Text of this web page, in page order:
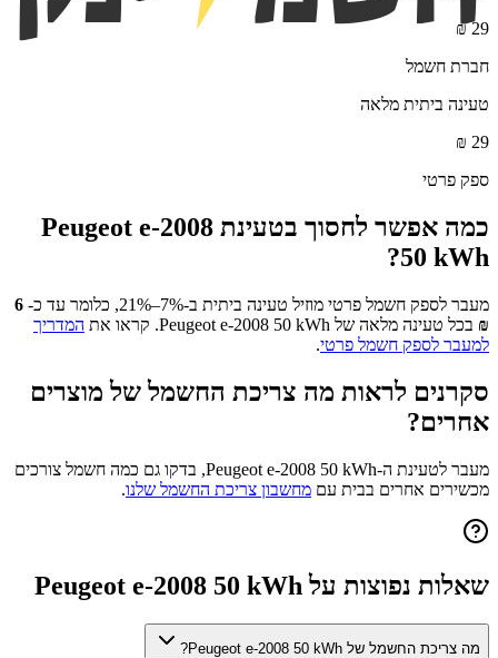
29
₪
חברת חשמל
טעינה ביתית מלאה
29
₪
ספק פרטי
כמה אפשר לחסוך בטעינת Peugeot e-2008
50 kWh
?
מעבר לספק חשמל פרטי מוזיל טעינה ביתית ב-7%–21%, כלומר עד כ-
6
₪ בכל טעינה מלאה של Peugeot e-2008 50 kWh. קראו את המדריך
למעבר לספק חשמל פרטי.
סקרנים לראות מה צריכת החשמל של מוצרים
אחרים?
מעבר לטעינת ה-Peugeot e-2008 50 kWh, בדקו גם כמה חשמל צורכים
מכשירים אחרים בבית עם מחשבון צריכת החשמל שלנו.
שאלות נפוצות על Peugeot e-2008 50 kWh
מה צריכת החשמל של Peugeot e-2008 50 kWh?